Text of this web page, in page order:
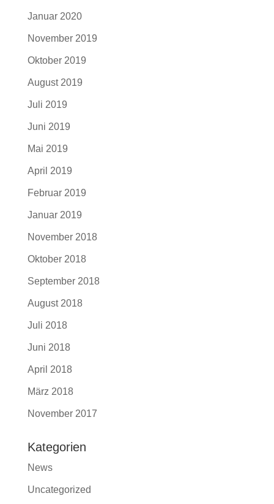
Januar 2020
November 2019
Oktober 2019
August 2019
Juli 2019
Juni 2019
Mai 2019
April 2019
Februar 2019
Januar 2019
November 2018
Oktober 2018
September 2018
August 2018
Juli 2018
Juni 2018
April 2018
März 2018
November 2017
Kategorien
News
Uncategorized